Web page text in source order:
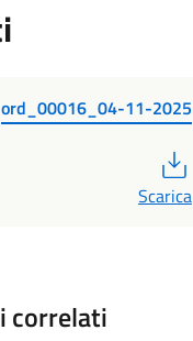
ord_00016_04-11-2025
Scarica
correlati